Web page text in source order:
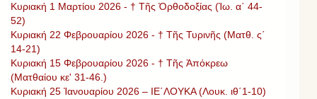
Κυριακή 1 Μαρτίου 2026 - † Τῆς Ὀρθοδοξίας (Ἰω. α΄ 44-
52)
Κυριακή 22 Φεβρουαρίου 2026 - † Τῆς Τυρινῆς (Ματθ. ς΄
14-21)
Κυριακή 15 Φεβρουαρίου 2026 - † Τῆς Ἀπόκρεω
(Ματθαίου κε' 31-46.)
Κυριακή 25 Ἰανουαρίου 2026 – ΙΕ΄ΛΟΥΚΑ (Λουκ. ιθ΄1-10)